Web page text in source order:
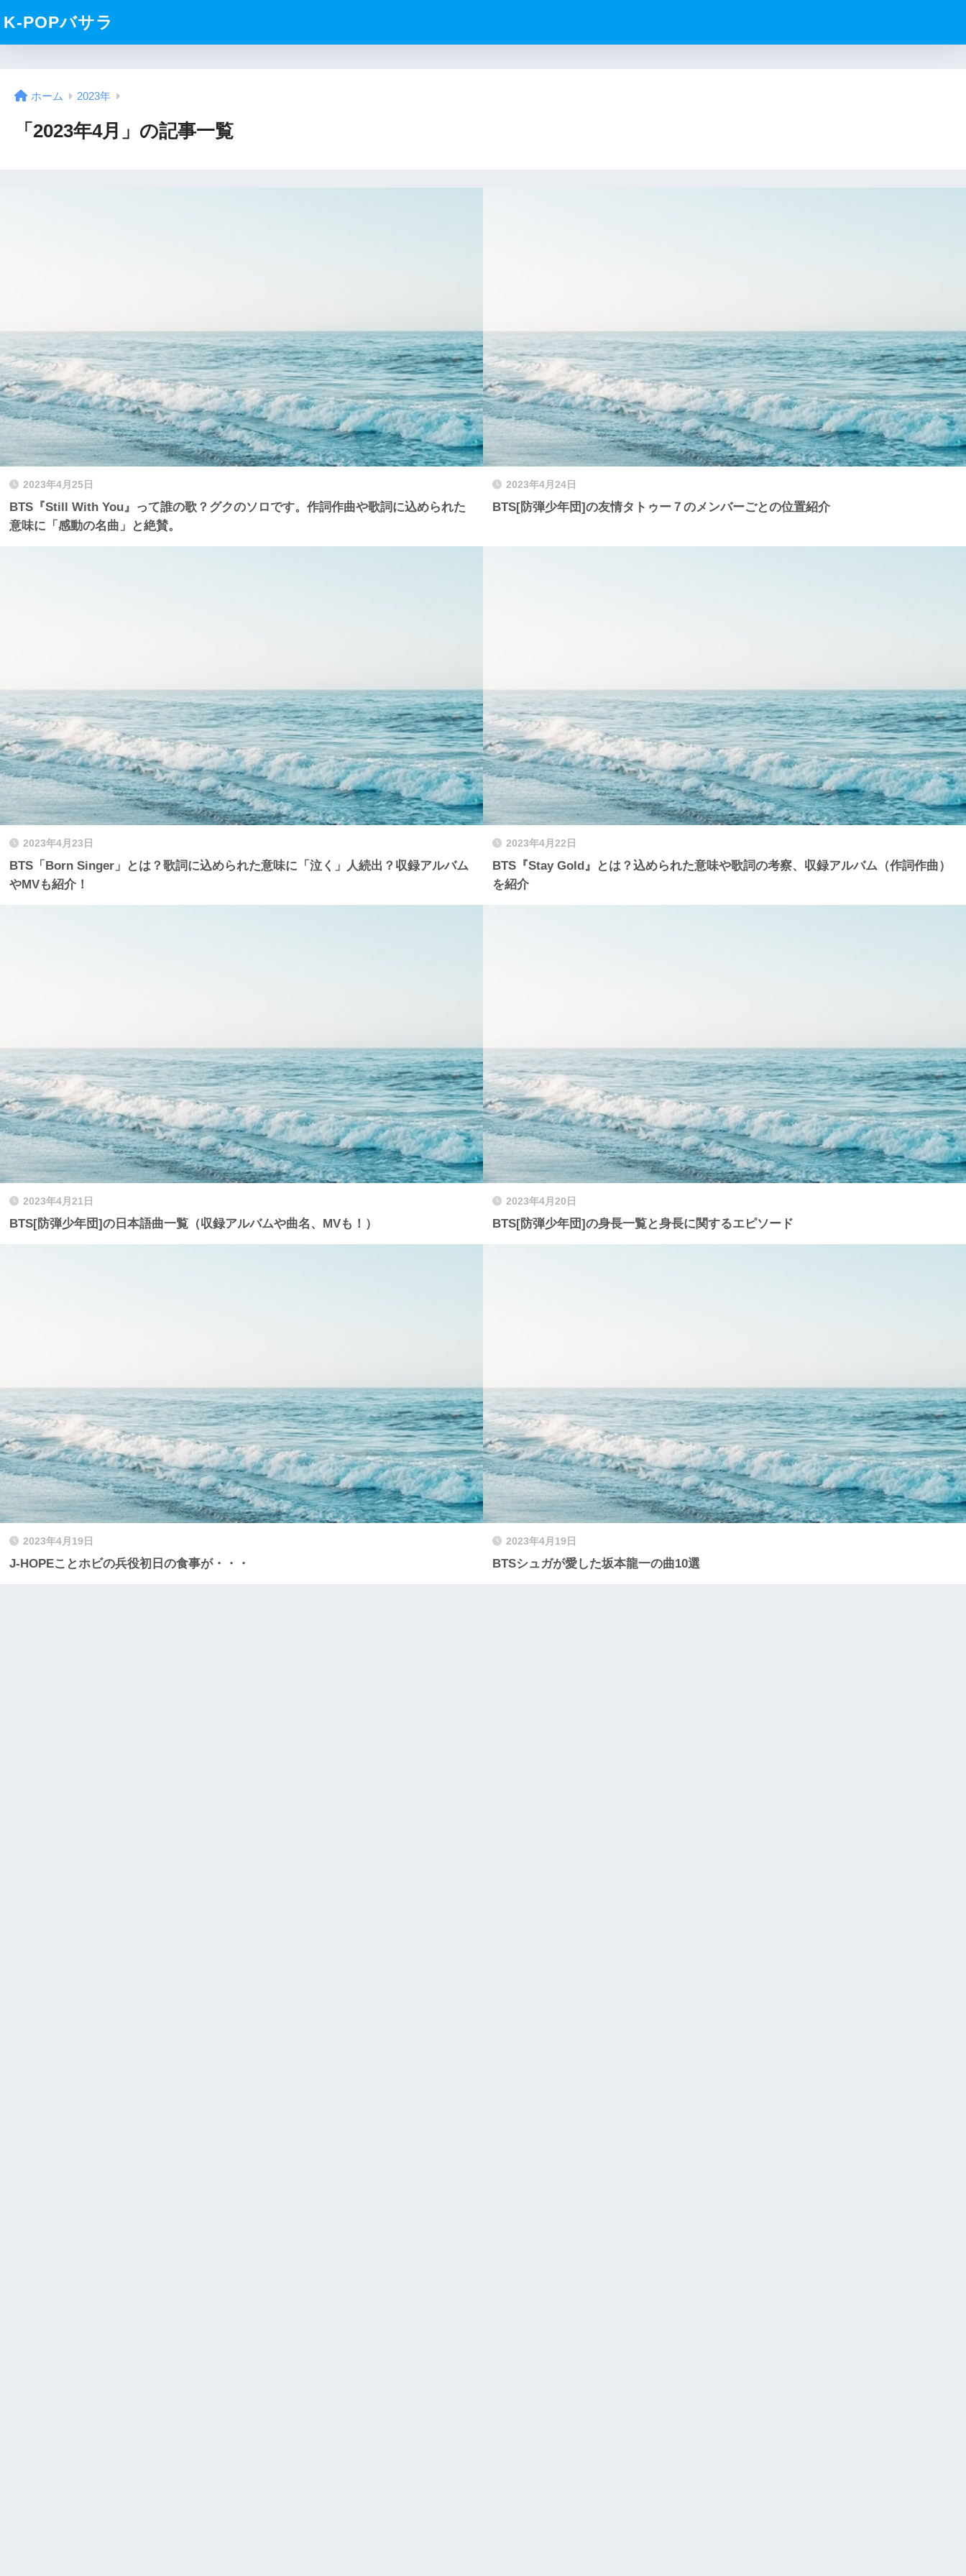
K-POPバサラ
ホーム 2023年
「2023年4月」の記事一覧
2023年4月25日
BTS『Still With You』って誰の歌？グクのソロです。作詞作曲や歌詞に込められた
意味に「感動の名曲」と絶賛。
2023年4月24日
BTS[防弾少年団]の友情タトゥー７のメンバーごとの位置紹介
2023年4月23日
BTS「Born Singer」とは？歌詞に込められた意味に「泣く」人続出？収録アルバム
やMVも紹介！
2023年4月22日
BTS『Stay Gold』とは？込められた意味や歌詞の考察、収録アルバム（作詞作曲）
を紹介
2023年4月21日
BTS[防弾少年団]の日本語曲一覧（収録アルバムや曲名、MVも！）
2023年4月20日
BTS[防弾少年団]の身長一覧と身長に関するエピソード
2023年4月19日
J-HOPEことホビの兵役初日の食事が・・・
2023年4月19日
BTSシュガが愛した坂本龍一の曲10選